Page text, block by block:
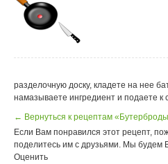
разделочную доску, кладете на нее
намазываете ингредиент и подаете к
← Вернуться к рецептам
Если Вам понравился этот рецепт,
поделитесь им с друзьями. Мы будем
Оценить